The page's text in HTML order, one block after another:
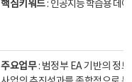
핵심키워드: 인공지능 학습용 데
주요업무: 범정부 EA 기반의 정